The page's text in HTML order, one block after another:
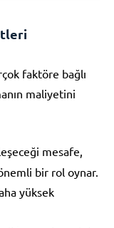
faktöre bağlı
maliyetini
mesafe,
bir rol oynar.
yüksek